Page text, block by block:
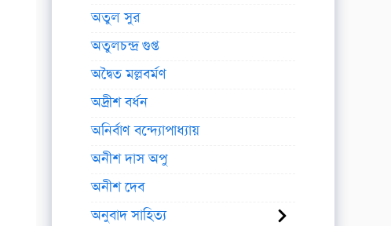
অতুল সুর
অতুলচন্দ্র গুপ্ত
অদ্বৈত মল্লবর্মণ
অদ্রীশ বর্ধন
অনির্বাণ বন্দ্যোপাধ্যায়
অনীশ দাস অপু
অনীশ দেব
অনুবাদ সাহিত্য